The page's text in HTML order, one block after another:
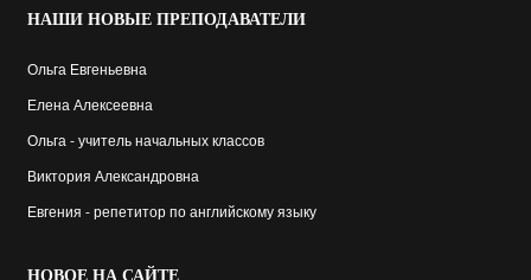
НАШИ НОВЫЕ ПРЕПОДАВАТЕЛИ
Ольга Евгеньевна
Елена Алексеевна
Ольга - учитель начальных классов
Виктория Александровна
Евгения - репетитор по английскому языку
НОВОЕ НА САЙТЕ